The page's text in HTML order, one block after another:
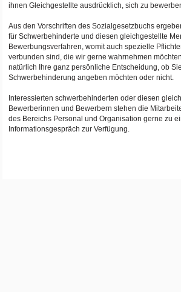
ihnen Gleichgestellte ausdrücklich, sich zu
Aus den Vorschriften des Sozialgesetzbuchs
für Schwerbehinderte und diesen gleichgestellte
Bewerbungsverfahren, womit auch spezielle
verbunden sind, die wir gerne wahrnehmen
natürlich Ihre ganz persönliche Entscheidung, ob
Schwerbehinderung angeben möchten oder nicht.
Interessierten schwerbehinderten oder diesen
Bewerberinnen und Bewerbern stehen die
des Bereichs Personal und Organisation gerne zu
Informationsgespräch zur Verfügung.